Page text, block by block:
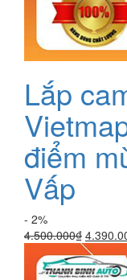
Lắp
điểm
Vấp
- 2%
4.500.000₫ Giá
gốc
là: